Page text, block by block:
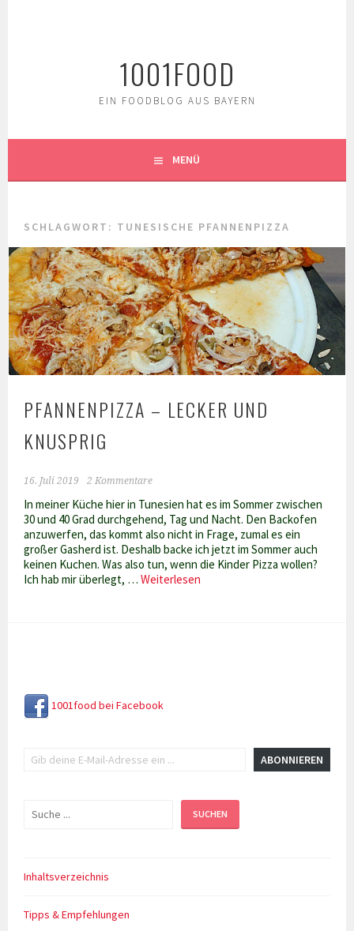
1001FOOD
EIN FOODBLOG AUS BAYERN
MENÜ
SCHLAGWORT: TUNESISCHE PFANNENPIZZA
PFANNENPIZZA – LECKER UND
KNUSPRIG
16. Juli 2019 2 Kommentare
In meiner Küche hier in Tunesien hat es im Sommer zwischen
30 und 40 Grad durchgehend, Tag und Nacht. Den Backofen
anzuwerfen, das kommt also nicht in Frage, zumal es ein
großer Gasherd ist. Deshalb backe ich jetzt im Sommer auch
keinen Kuchen. Was also tun, wenn die Kinder Pizza wollen?
Ich hab mir überlegt, …Weiterlesen
1001food bei Facebook
ABONNIEREN
Suchen SUCHEN
Inhaltsverzeichnis
Tipps & Empfehlungen